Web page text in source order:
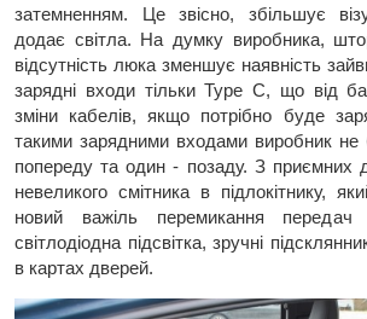
затемненням. Це звісно, збільшує
додає світла. На думку виробника,
відсутність люка зменшує наявність
зарядні входи тільки Type C, що від
зміни кабелів, якщо потрібно буде
такими зарядними входами виробник не
попереду та один - позаду. З приємних
невеликого смітника в підлокітнику,
новий важіль перемикання передач
світлодіодна підсвітка, зручні
в картах дверей.